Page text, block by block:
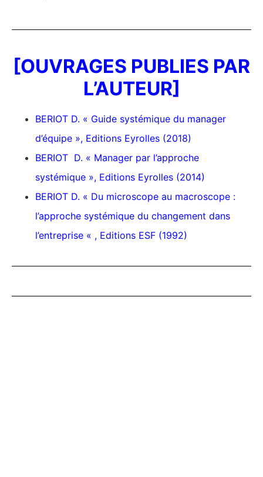
[OUVRAGES PUBLIES PAR
L’AUTEUR]
BERIOT D. « Guide systémique du manager
d’équipe », Editions Eyrolles (2018)
BERIOT D. « Manager par l’approche
systémique », Editions Eyrolles (2014)
BERIOT D. « Du microscope au macroscope :
l’approche systémique du changement dans
l’entreprise « , Editions ESF (1992)